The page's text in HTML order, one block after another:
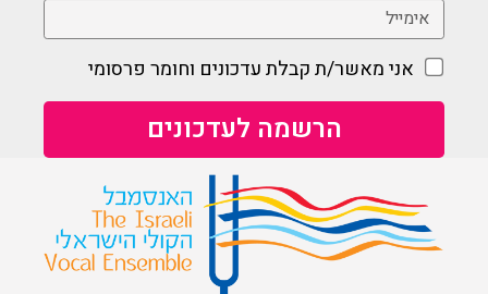
אני מאשר/ת קבלת עדכונים וחומר פרסומי